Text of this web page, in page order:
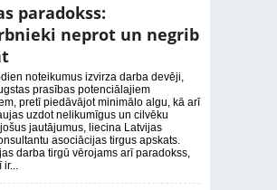
paradokss:
neprot un negrib
noteikumus izvirza darba devēji,
prasības potenciālajiem
pretī piedāvājot minimālo algu, kā arī
uzdot nelikumīgus un cilvēku
jautājumus, liecina Latvijas
asociācijas tirgus apskats.
darba tirgū vērojams arī paradokss,
ir...